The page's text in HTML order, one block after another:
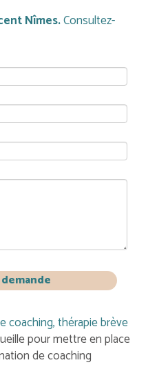
Nîmes.Consultez-
coaching, thérapie brève
pour mettre en place
de coaching